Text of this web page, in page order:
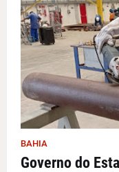
BAHIA
Governo do